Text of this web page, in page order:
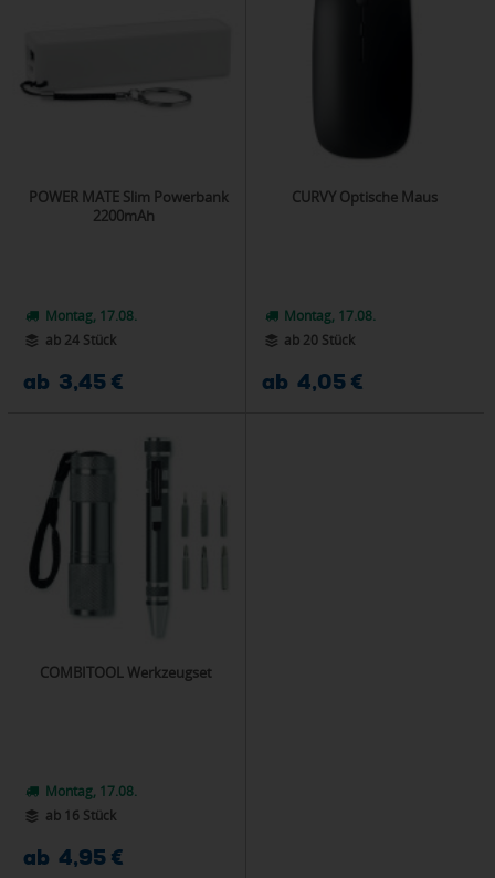
POWER MATE Slim Powerbank
2200mAh
Montag, 17.08.
ab 24 Stück
ab 3,45 €
CURVY Optische Maus
Montag, 17.08.
ab 20 Stück
ab 4,05 €
COMBITOOL Werkzeugset
Montag, 17.08.
ab 16 Stück
ab 4,95 €